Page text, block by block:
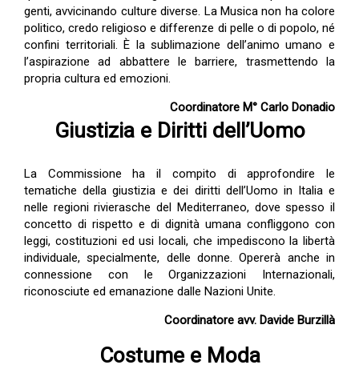
genti, avvicinando culture diverse. La Musica non ha colore
politico, credo religioso e differenze di pelle o di popolo, né
confini territoriali. È la sublimazione dell’animo umano e
l’aspirazione ad abbattere le barriere, trasmettendo la
propria cultura ed emozioni.
Coordinatore M° Carlo Donadio
Giustizia e Diritti dell’Uomo
La Commissione ha il compito di approfondire le
tematiche della giustizia e dei diritti dell’Uomo in Italia e
nelle regioni rivierasche del Mediterraneo, dove spesso il
concetto di rispetto e di dignità umana confliggono con
leggi, costituzioni ed usi locali, che impediscono la libertà
individuale, specialmente, delle donne. Opererà anche in
connessione con le Organizzazioni Internazionali,
riconosciute ed emanazione dalle Nazioni Unite.
Coordinatore avv. Davide Burzillà
Costume e Moda